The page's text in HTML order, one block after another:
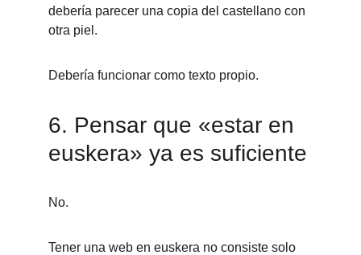
debería parecer una copia del castellano con
otra piel.
Debería funcionar como texto propio.
6. Pensar que «estar en
euskera» ya es suficiente
No.
Tener una web en euskera no consiste solo